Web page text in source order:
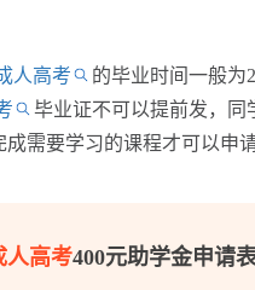
人高考
的毕业时间一般为
毕业证不可以提前发，同
需要学习的课程才可以申请
人高考400元助学金申请